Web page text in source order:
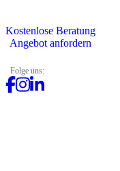
Kostenlose Beratung
Angebot anfordern
Folge uns: